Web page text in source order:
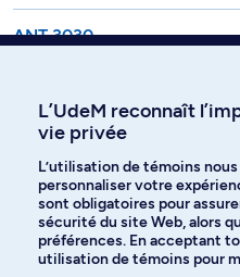
ANT 3030
gouvernements: statut légal,
pouvoir, processus de
Horaire de jour
ANT 3553
Sciences, genres et sociétés
L'histoire de la primatologie est
majeures et son influence
L’UdeM reconnaît
vie privée
L’utilisation de témoins
personnaliser votre
sont obligatoires pour
sécurité du site Web, alors
préférences. En acceptant
utilisation de témoins pour